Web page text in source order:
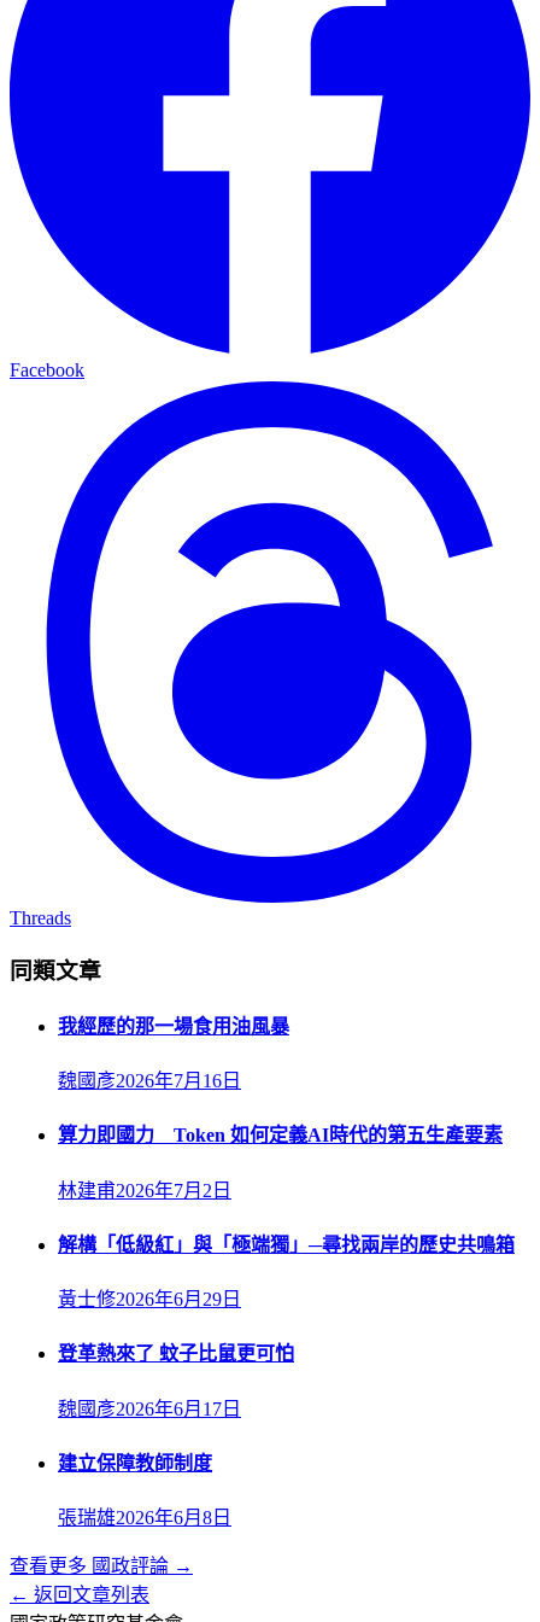
Facebook
Threads
同類文章
我經歷的那一場食用油風暴
魏國彥2026年7月16日
算力即國力 Token 如何定義AI時代的第五生產要素
林建甫2026年7月2日
解構「低級紅」與「極端獨」─尋找兩岸的歷史共鳴箱
黃士修2026年6月29日
登革熱來了 蚊子比鼠更可怕
魏國彥2026年6月17日
建立保障教師制度
張瑞雄2026年6月8日
查看更多 國政評論 →
← 返回文章列表